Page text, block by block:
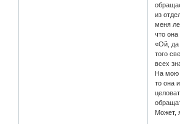
из
меня
что она
«Ой, да
того
всех
На мою
то она
Может,